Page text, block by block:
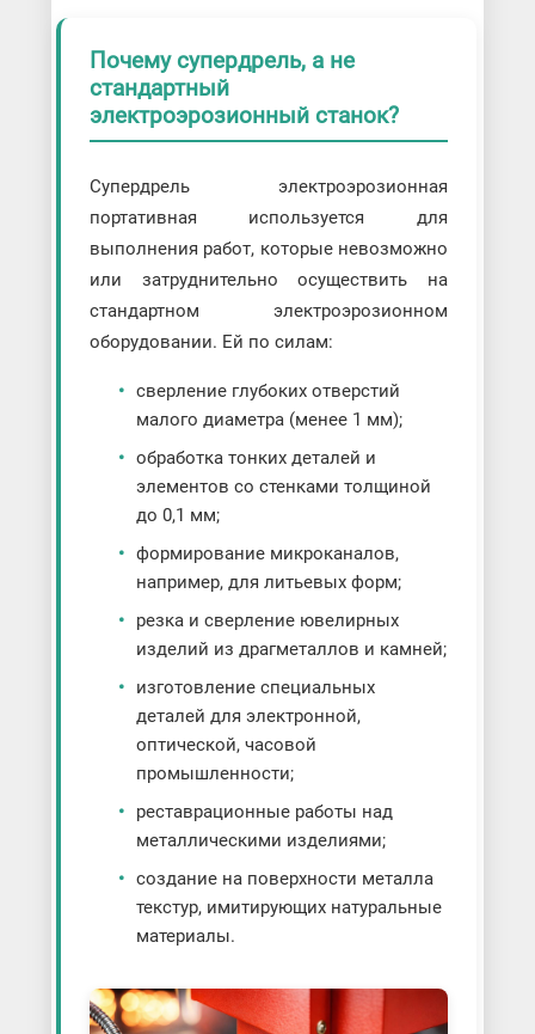
Почему супердрель, а не
стандартный
электроэрозионный станок?
Супердрель электроэрозионная
портативная используется для
выполнения работ, которые невозможно
или затруднительно осуществить на
стандартном электроэрозионном
оборудовании. Ей по силам:
сверление глубоких отверстий
малого диаметра (менее 1 мм);
обработка тонких деталей и
элементов со стенками толщиной
до 0,1 мм;
формирование микроканалов,
например, для литьевых форм;
резка и сверление ювелирных
изделий из драгметаллов и камней;
изготовление специальных
деталей для электронной,
оптической, часовой
промышленности;
реставрационные работы над
металлическими изделиями;
создание на поверхности металла
текстур, имитирующих натуральные
материалы.